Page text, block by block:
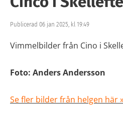
Publicerad 06 jan 2025, kl 19:49
Vimmelbilder från Cino i
Foto: Anders Andersson
Se fler bilder från helgen här